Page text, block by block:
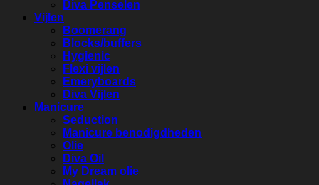
Diva Penselen
Vijlen
Boomerang
Blocks/buffers
Hygienic
Flexi vijlen
Emeryboards
Diva Vijlen
Manicure
Seduction
Manicure benodigdheden
Olie
Diva Oil
My Dream olie